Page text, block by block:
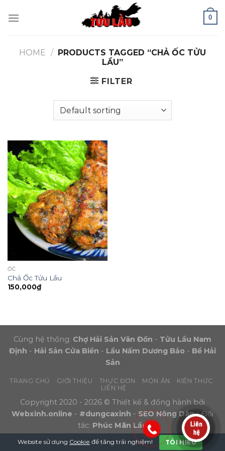
0
HOME / PRODUCTS TAGGED “CHẢ ỐC TỬU
LẦU”
FILTER
ỐC
Chả Ốc Tửu Lầu
150,000₫
Cùng hệ thống: Chợ Hải Sản Vân Đồn - Tửu Lầu Nam
Định - Hải Sản Cửa Biển - Lẩu Nấm Dương Bảo - Bể Hải
Sản
TRANG CHỦ GIỚI THIỆU THỰC ĐƠN MÓN ĂN
KIẾN THỨC
LIÊN HỆ
Copyright 2020 - 2026 © Thiết kế & đồng hành bởi
Webxinh.online - #dungcaxinh -SEO Nông Dân- Đối
tác: Phúc Mãn Lầu
Website sử dụng Cookie để tăng trải nghiệm! TÔI HIỂU